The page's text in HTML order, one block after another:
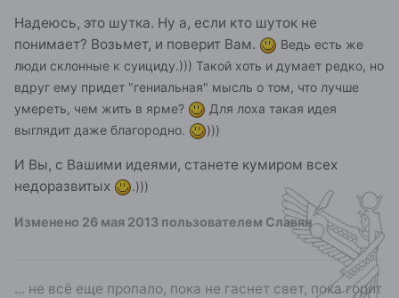
Надеюсь, это шутка. Ну а, если кто шуток не
понимает? Возьмет, и поверит Вам.
Ведь есть же
люди склонные к суициду.))) Такой хоть и думает редко, но
вдруг ему придет "гениальная" мысль о том, что лучше
умереть, чем жить в ярме?
Для лоха такая идея
выглядит даже благородно.
)))
И Вы, с Вашими идеями, станете кумиром всех
недоразвитых
.)))
Изменено 26 мая 2013 пользователем Славян
... не всё еще пропало, пока не гаснет свет, пока горит